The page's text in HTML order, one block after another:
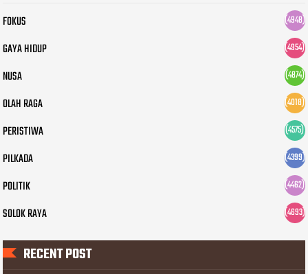
FOKUS (4948)
GAYA HIDUP (4954)
NUSA (4874)
OLAH RAGA (4018)
PERISTIWA (4575)
PILKADA (4399)
POLITIK (4462)
SOLOK RAYA (4693)
RECENT POST